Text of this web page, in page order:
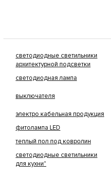
светодиодные светильники
архитектурной подсветки
светодиодная лампа
выключателя
электро кабельная продукция
фитолампа LED
теплый пол под ковролин
светодиодные светильники
для кухни"